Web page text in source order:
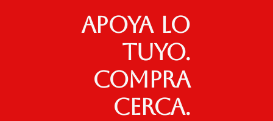
Apoya lo
tuyo.
Compra
cerca.